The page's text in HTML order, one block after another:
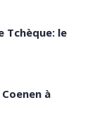
Tchèque: le
à